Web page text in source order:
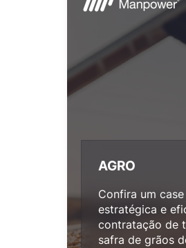
AGRO
Confira um
estratégica e
contratação de
safra de grãos